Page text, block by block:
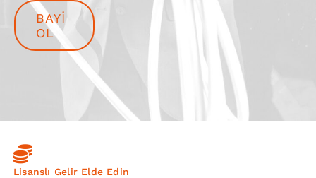
Haberler
BAYI
OL
Lisanslı Gelir Elde Edin